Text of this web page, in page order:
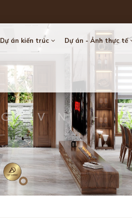
Dự án kiến trúc Dự án - Ảnh thực tế
Loading...